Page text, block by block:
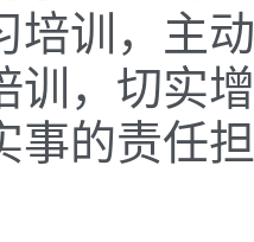
培训，主
训，切实
事的责任